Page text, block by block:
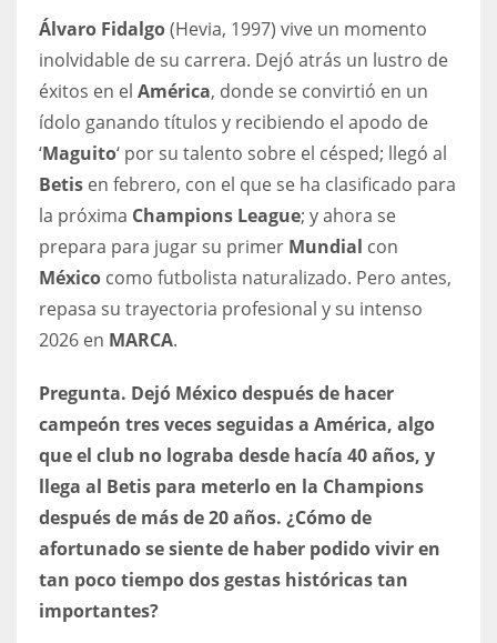
IND
34
MIN
6
DEN
24
20
Álvaro Fidalgo(Hevia, 1997) vive un momento
inolvidable de su carrera. Dejó atrás un lustro de
éxitos en el América, donde se convirtió en un
ídolo ganando títulos y recibiendo el apodo de
‘Maguito‘ por su talento sobre el césped; llegó al
Betis en febrero, con el que se ha clasificado para
la próxima Champions League; y ahora se
prepara para jugar su primer Mundial con
México como futbolista naturalizado. Pero antes,
repasa su trayectoria profesional y su intenso
2026 en MARCA.
Pregunta. Dejó México después de hacer
campeón tres veces seguidas a América, algo
que el club no lograba desde hacía 40 años, y
llega al Betis para meterlo en la Champions
después de más de 20 años. ¿Cómo de
afortunado se siente de haber podido vivir en
tan poco tiempo dos gestas históricas tan
importantes?